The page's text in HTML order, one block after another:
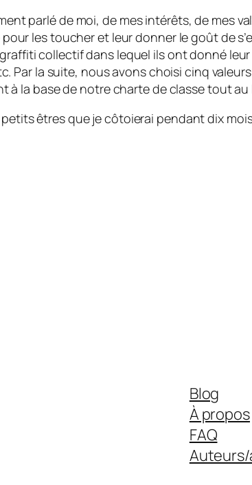
parlé de moi, de mes intérêts, de mes
les toucher et leur donner le goût de
collectif dans lequel ils ont donné
la suite, nous avons choisi cinq
la base de notre charte de classe tout au
êtres que je côtoierai pendant dix
Blog
À propos
FAQ